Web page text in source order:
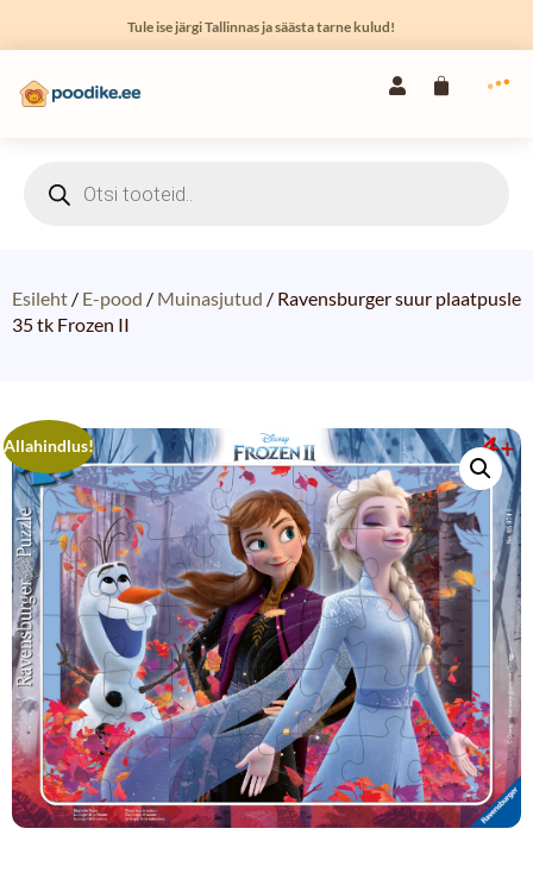
Tule ise järgi Tallinnas ja säästa tarne kulud!
Esileht / E-pood / Muinasjutud / Ravensburger suur plaatpusle
35 tk Frozen II
Allahindlus!